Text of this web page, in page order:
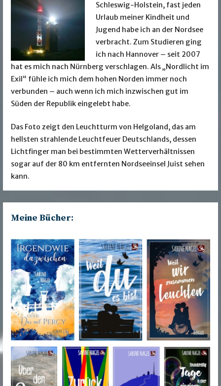
Schleswig-Holstein, fast jeden
Urlaub meiner Kindheit und
Jugend habe ich an der Nordsee
verbracht. Zum Studieren ging
ich nach Hannover – seit 2007
hat es mich nach Nürnberg verschlagen. Als „Nordlicht im
Exil“ fühle ich mich dem hohen Norden immer noch
verbunden – auch wenn ich mich inzwischen gut im
Süden der Republik eingelebt habe.
Das Foto zeigt den Leuchtturm von Helgoland, das am
hellsten strahlende Leuchtfeuer Deutschlands, dessen
Lichtfinger man bei bestimmten Wetterverhältnissen
sogar auf der 80 km entfernten Nordseeinsel Juist sehen
kann.
Meine Bücher: